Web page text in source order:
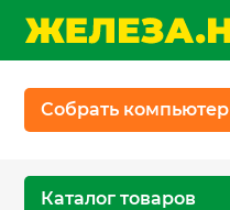
Собрать компьютер
Каталог товаров